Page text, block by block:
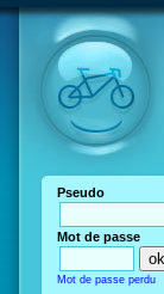
Pseudo
Mot de passe
Mot de passe perdu